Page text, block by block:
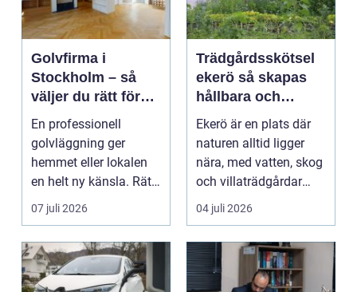
Golvfirma i
Stockholm – så
väljer du rätt för
ett hållbart golv
En professionell
golvläggning ger
hemmet eller lokalen
en helt ny känsla. Rätt
materi...
07 juli 2026
Trädgårdsskötsel
ekerö så skapas
hållbara och
vackra utemiljöer
året runt
Ekerö är en plats där
naturen alltid ligger
nära, med vatten, skog
och villaträdgårdar
som ramar in ...
04 juli 2026